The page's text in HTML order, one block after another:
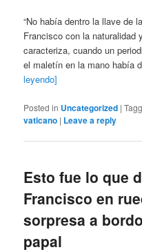
“No había dentro la llave de
Francisco con la naturalidad
caracteriza, cuando un
el maletín en la mano había
leyendo]
Posted in Uncategorized |
vaticano | Leave a reply
Esto fue lo que
Francisco en
sorpresa a
papal